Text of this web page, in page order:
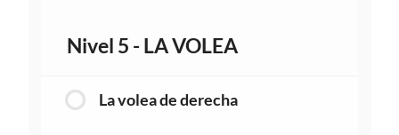
Nivel 5 - LA VOLEA
La volea de derecha